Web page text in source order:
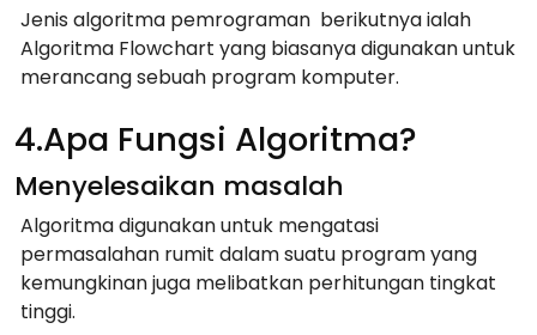
Jenis algoritma pemrograman berikutnya ialah
Algoritma Flowchart yang biasanya digunakan untuk
merancang sebuah program komputer.
4.Apa Fungsi Algoritma?
Menyelesaikan masalah
Algoritma digunakan untuk mengatasi
permasalahan rumit dalam suatu program yang
kemungkinan juga melibatkan perhitungan tingkat
tinggi.